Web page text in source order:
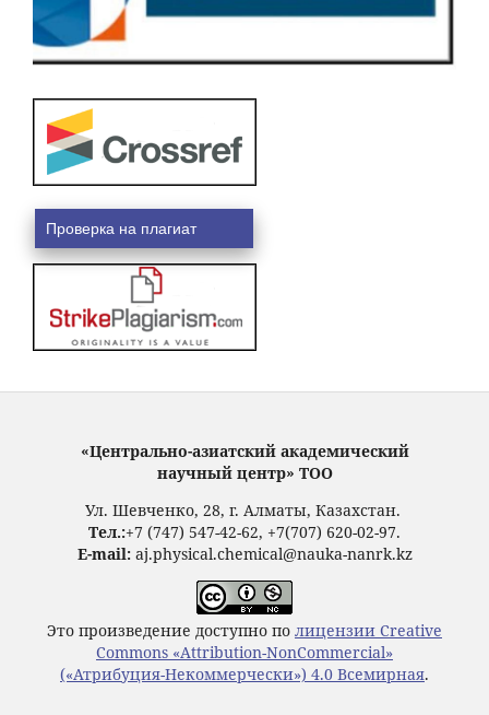
Проверка на плагиат
«Центрально-азиатский академический
научный центр» ТОО
Ул. Шевченко, 28, г. Алматы, Казахстан.
Тел.:+7 (747) 547-42-62, +7(707) 620-02-97.
E-mail:aj.physical.chemical@nauka-nanrk.kz
Это произведение доступно по лицензии Creative
Commons «Attribution-NonCommercial»
(«Атрибуция-Некоммерчески») 4.0 Всемирная.